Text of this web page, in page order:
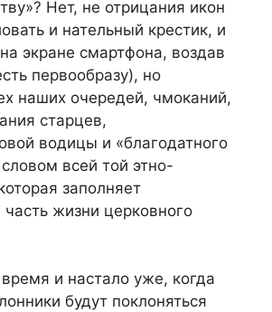
Нет, не отрицания икон
и нательный крестик, и
экране смартфона, воздав
первообразу), но
наших очередей, чмоканий,
старцев,
водицы и «благодатного
всей той этно-
заполняет
часть жизни церковного
и настало уже, когда
будут поклоняться